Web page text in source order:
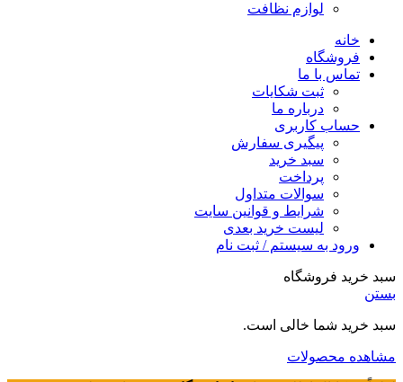
لوازم نظافت
خانه
فروشگاه
تماس با ما
ثبت شکایات
درباره ما
حساب کاربری
پیگیری سفارش
سبد خرید
پرداخت
سوالات متداول
شرایط و قوانین سایت
لیست خرید بعدی
ورود به سیستم / ثبت نام
سبد خرید فروشگاه
بستن
سبد خرید شما خالی است.
مشاهده محصولات